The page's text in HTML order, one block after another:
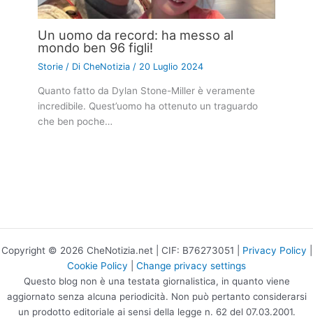
Un uomo da record: ha messo al
mondo ben 96 figli!
Storie / DiCheNotizia / 20 Luglio 2024
Quanto fatto da Dylan Stone-Miller è veramente
incredibile. Quest’uomo ha ottenuto un traguardo
che ben poche…
Copyright © 2026 CheNotizia.net | CIF: B76273051 | Privacy Policy
Cookie Policy
Change privacy settings
Questo blog non è una testata giornalistica, in quanto viene
aggiornato senza alcuna periodicità. Non può pertanto considerarsi
un prodotto editoriale ai sensi della legge n. 62 del 07.03.2001.